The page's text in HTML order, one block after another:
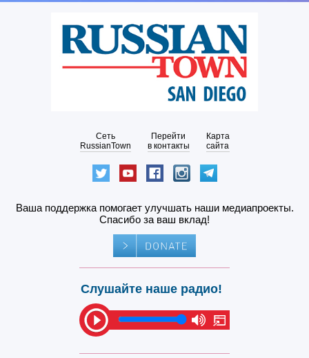
Сеть
RussianTown
Перейти
в контакты
Карта
сайта
Ваша поддержка помогает улучшать наши медиапроекты.
Спасибо за ваш вклад!
Слушайте наше радио!